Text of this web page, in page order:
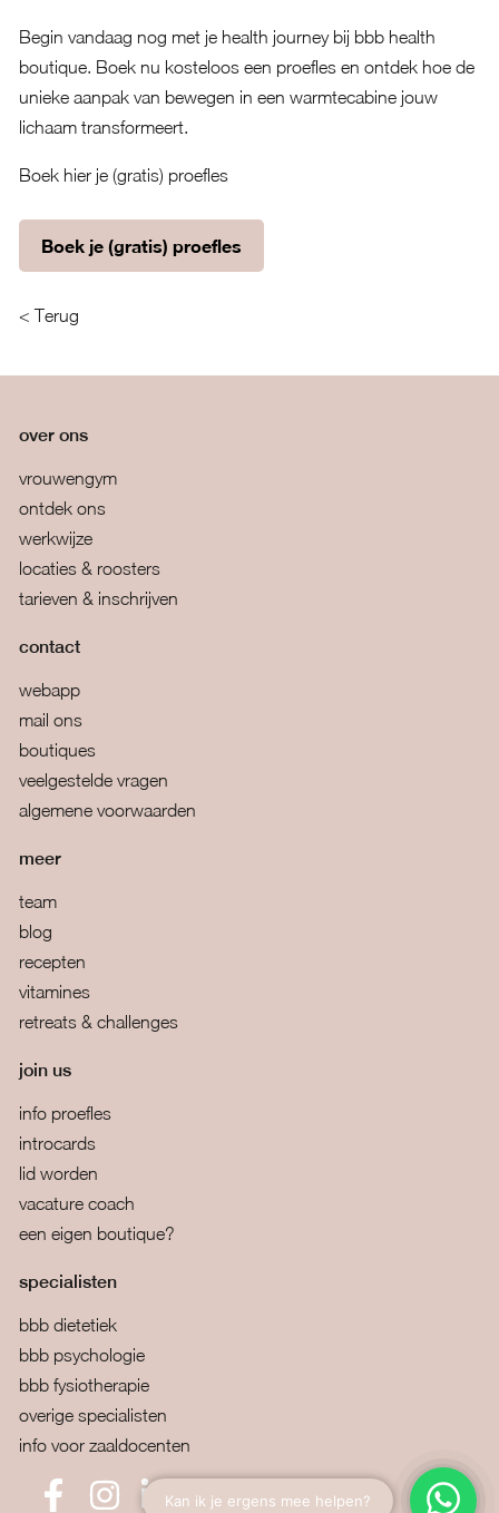
Begin vandaag nog met je health journey bij bbb health
boutique. Boek nu kosteloos een proefles en ontdek hoe de
unieke aanpak van bewegen in een warmtecabine jouw
lichaam transformeert.
Boek hier je (gratis) proefles
Boek je (gratis) proefles
< Terug
over ons
vrouwengym
ontdek ons
werkwijze
locaties & roosters
tarieven & inschrijven
contact
webapp
mail ons
boutiques
veelgestelde vragen
algemene voorwaarden
meer
team
blog
recepten
vitamines
retreats & challenges
join us
info proefles
introcards
lid worden
vacature coach
een eigen boutique?
specialisten
bbb dietetiek
bbb psychologie
bbb fysiotherapie
overige specialisten
info voor zaaldocenten